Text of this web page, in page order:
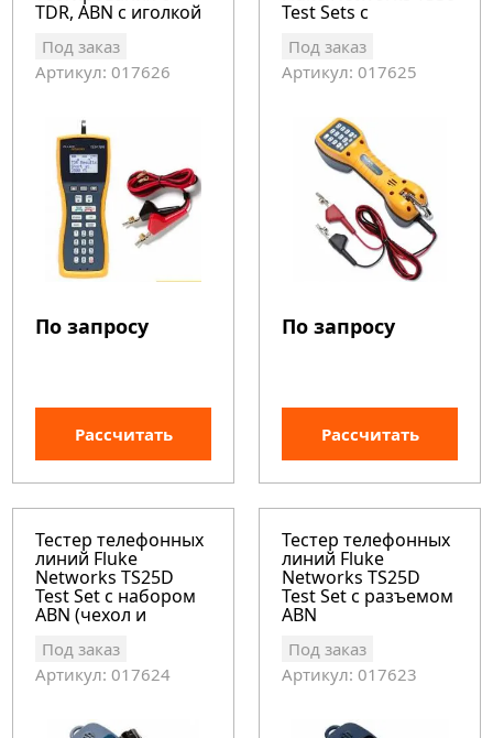
TDR, ABN с иголкой
изоляции
Под заказ
Артикул: 017626
По запросу
Рассчитать
Test Sets с
Под заказ
Артикул: 017625
По запросу
Рассчитать
Тестер телефонных
линий Fluke
Networks TS25D
Test Set с набором
ABN (чехол и
Под заказ
Артикул: 017624
Тестер телефонных
линий Fluke
Networks TS25D
Test Set с разъемом
ABN
Под заказ
Артикул: 017623